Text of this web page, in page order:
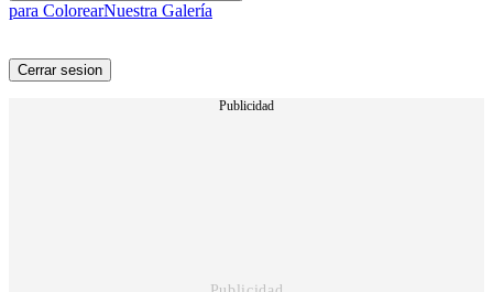
para ColorearNuestra Galería
Cerrar sesion
Publicidad